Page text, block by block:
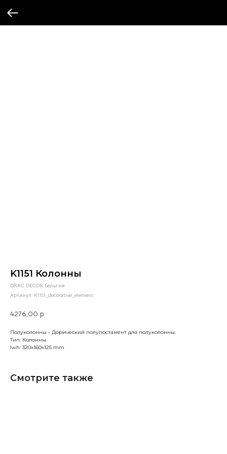
K1151 Колонны
ORAC DECOR Бельгия
Артикул: K1151_decorative_element
4276,00 р.
Полуколонны - Дорический полупостамент для полуколонны.
Тип: Колонны
lwh: 320x160x125 mm
Смотрите также